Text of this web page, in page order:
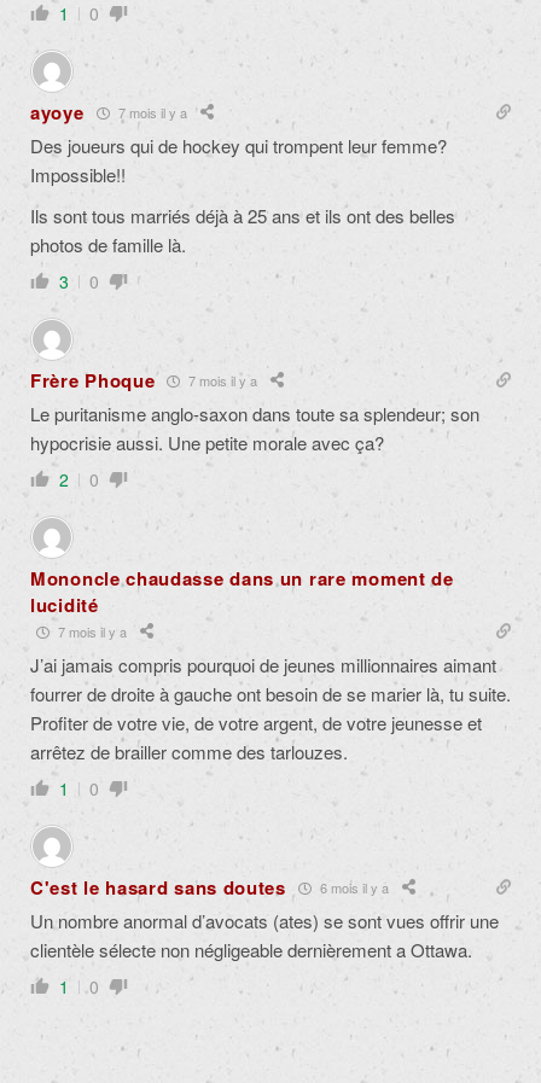
1 0
ayoye 7 mois il y a
Des joueurs qui de hockey qui trompent leur femme?
Impossible!!
Ils sont tous marriés déjà à 25 ans et ils ont des belles
photos de famille là.
3 0
Frère Phoque 7 mois il y a
Le puritanisme anglo-saxon dans toute sa splendeur; son
hypocrisie aussi. Une petite morale avec ça?
2 0
Mononcle chaudasse dans un rare moment de
lucidité
7 mois il y a
J’ai jamais compris pourquoi de jeunes millionnaires aimant
fourrer de droite à gauche ont besoin de se marier là, tu suite.
Profiter de votre vie, de votre argent, de votre jeunesse et
arrêtez de brailler comme des tarlouzes.
1 0
C'est le hasard sans doutes 6 mois il y a
Un nombre anormal d’avocats (ates) se sont vues offrir une
clientèle sélecte non négligeable dernièrement a Ottawa.
1 0